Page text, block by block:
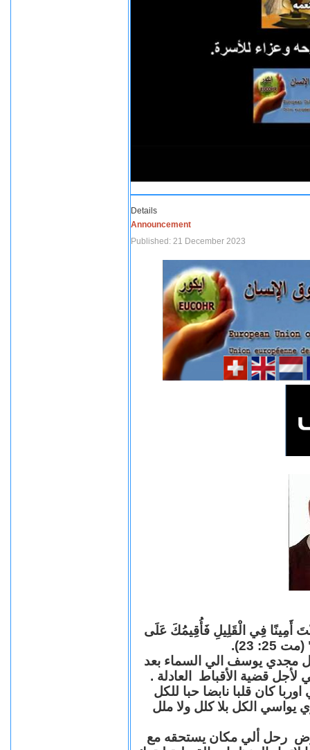
Details
Announcement
Published: 21 December 2023
أَمِينًا فِي الْقَلِيلِ فَأُقِيمُكَ عَلَى
23).
مجدي يوسف الي السماء بعد
قضية الأقباط العادلة .
كان قلبا نابضا حبا للكل
يواسي الكل بلا كلل ولا ملل
رحل ألي مكان يستحقه مع